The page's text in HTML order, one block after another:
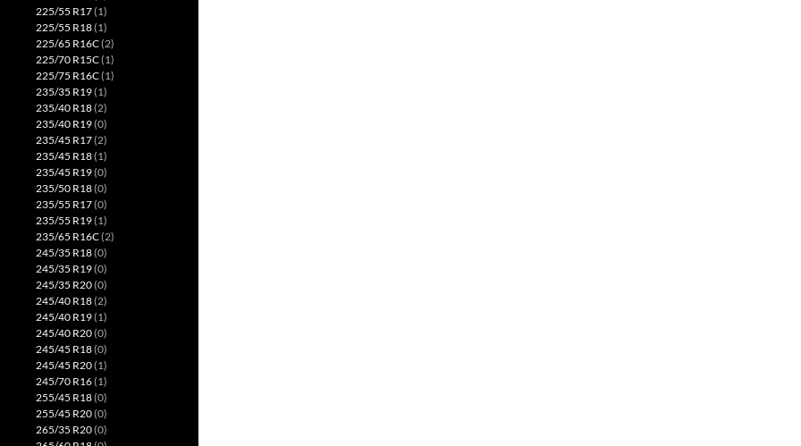
225/55 R17(1)
225/55 R18(1)
225/65 R16C(2)
225/70 R15C(1)
225/75 R16C(1)
235/35 R19(1)
235/40 R18(2)
235/40 R19(0)
235/45 R17(2)
235/45 R18(1)
235/45 R19(0)
235/50 R18(0)
235/55 R17(0)
235/55 R19(1)
235/65 R16C(2)
245/35 R18(0)
245/35 R19(0)
245/35 R20(0)
245/40 R18(2)
245/40 R19(1)
245/40 R20(0)
245/45 R18(0)
245/45 R20(1)
245/70 R16(1)
255/45 R18(0)
255/45 R20(0)
265/35 R20(0)